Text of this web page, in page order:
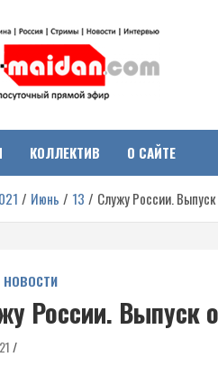
войне на Украине, включая события
регионах.
КОЛЛЕКТИВ О САЙТЕ
Июнь 13 Служу России.
НОВОСТИ
России. Выпуск